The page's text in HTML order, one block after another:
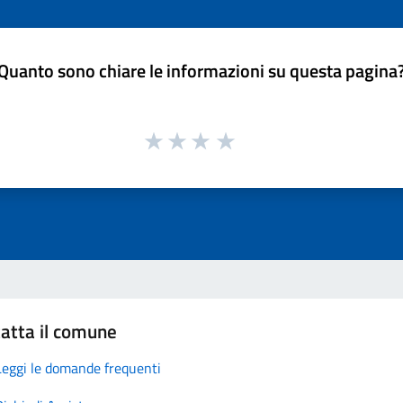
sono chiare le informazioni su questa
il comune
le domande frequenti